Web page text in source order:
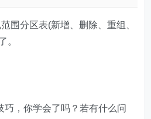
围分区表(新增、删除、重组、
。
巧，你学会了吗？若有什么问